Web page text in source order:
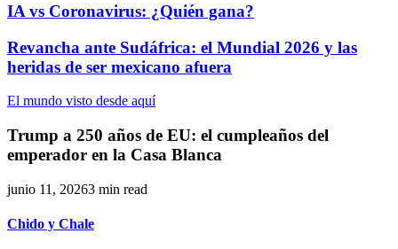
IA vs Coronavirus: ¿Quién gana?
Revancha ante Sudáfrica: el Mundial 2026 y las
heridas de ser mexicano afuera
El mundo visto desde aquí
Trump a 250 años de EU: el cumpleaños del
emperador en la Casa Blanca
junio 11, 20263 min read
Chido y Chale